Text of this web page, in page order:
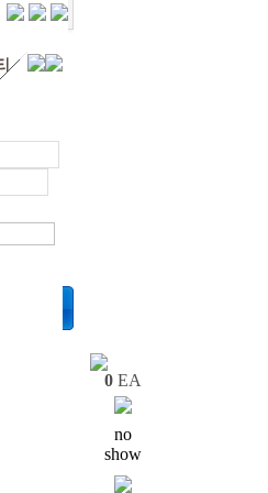
0EA
no
show